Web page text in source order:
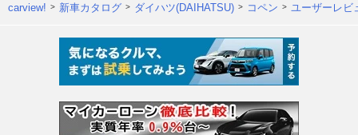
carview! 新車カタログ ダイハツ(DAIHATSU) コペン ユーザーレビ